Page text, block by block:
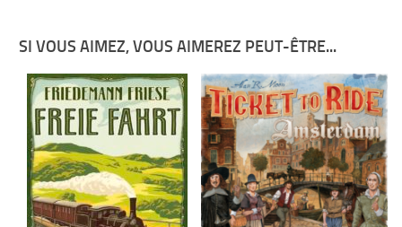
SI VOUS AIMEZ, VOUS AIMEREZ PEUT-ÊTRE...